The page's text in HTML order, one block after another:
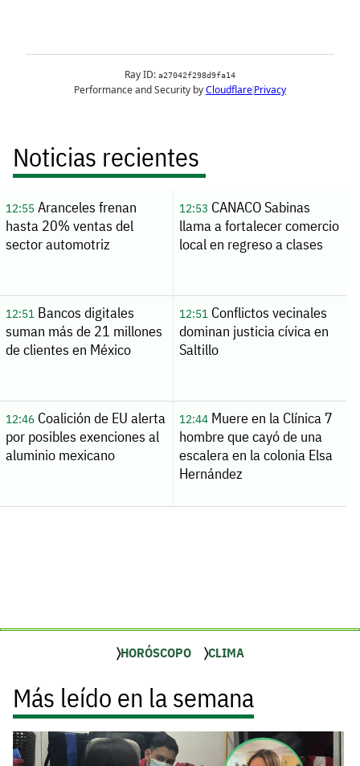
Noticias recientes
12:55Aranceles frenan
hasta 20% ventas del
sector automotriz
12:53 CANACO Sabinas
llama a fortalecer comercio
local en regreso a clases
12:51Bancos digitales
suman más de 21 millones
de clientes en México
12:51Conflictos vecinales
dominan justicia cívica en
Saltillo
12:46Coalición de EU alerta
por posibles exenciones al
aluminio mexicano
12:44Muere en la Clínica 7
hombre que cayó de una
escalera en la colonia Elsa
Hernández
HORÓSCOPO CLIMA
Más leído en la semana